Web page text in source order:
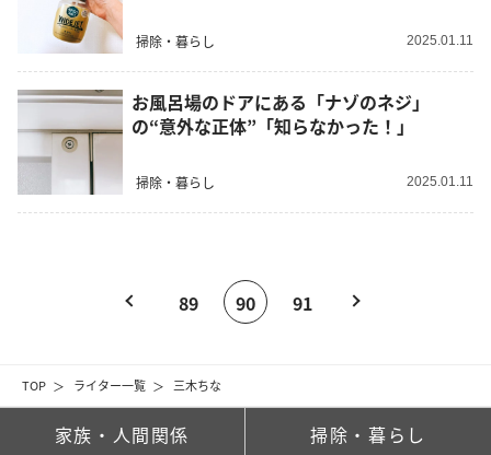
TOP ライター一覧 三木ちな
掃除・暮らし 2025.01.11
お風呂場のドアにある「ナゾのネジ」
の“意外な正体”「知らなかった！」
掃除・暮らし 2025.01.11
89 90 91
家族・人間関係 掃除・暮らし